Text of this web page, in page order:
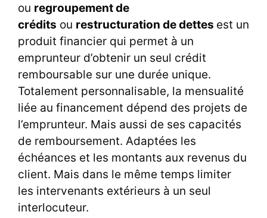
ou regroupement de
crédits ou restructuration de dettes est un
produit financier qui permet à un
emprunteur d’obtenir un seul crédit
remboursable sur une durée unique.
Totalement personnalisable, la mensualité
liée au financement dépend des projets de
l’emprunteur. Mais aussi de ses capacités
de remboursement. Adaptées les
échéances et les montants aux revenus du
client. Mais dans le même temps limiter
les intervenants extérieurs à un seul
interlocuteur.